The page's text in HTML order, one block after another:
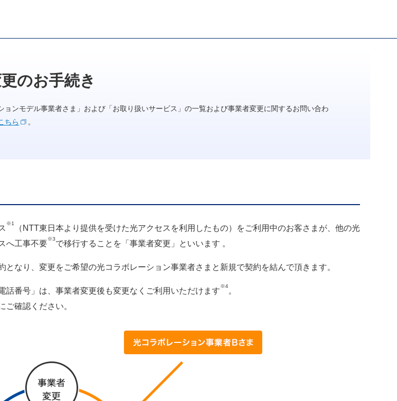
のお手続き
ンモデル事業者さま」および「お取り扱いサービス」の一覧および事業者変更に関するお問い合わ
ちら 。
※1
（NTT東日本より提供を受けた光アクセスを利用したもの）をご利用中のお客さまが、他の光
へ工事不要
※3
で移行することを「事業者変更」といいます 。
なり、変更をご希望の光コラボレーション事業者さまと新規で契約を結んで頂きます。
番号」は、事業者変更後も変更なくご利用いただけます
※4
。
確認ください。